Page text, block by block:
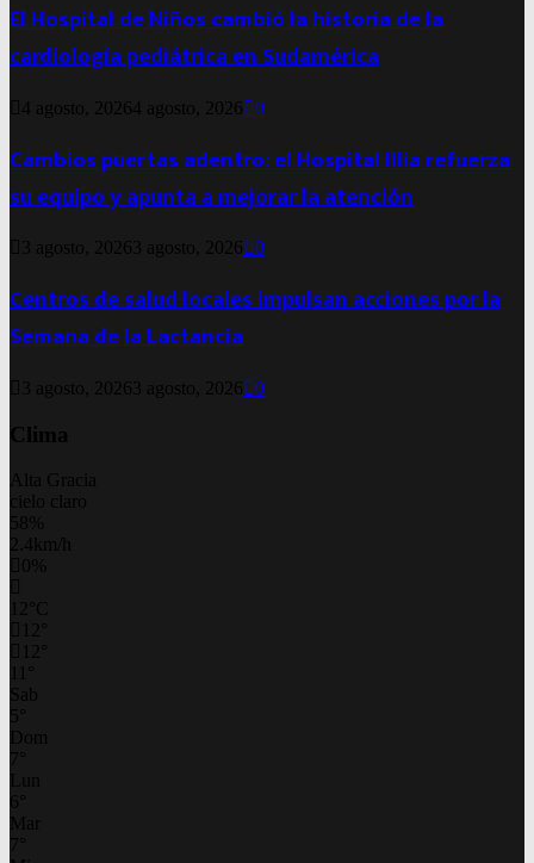
El Hospital de Niños cambió la historia de la
cardiología pediátrica en Sudamérica
4 agosto, 20264 agosto, 2026 0
Cambios puertas adentro: el Hospital Illia refuerza
su equipo y apunta a mejorar la atención
3 agosto, 2026 3 agosto, 2026 0
Centros de salud locales impulsan acciones por la
Semana de la Lactancia
3 agosto, 2026 3 agosto, 2026 0
Clima
Alta Gracia
cielo claro
58%
2.4km/h
0%
C
Sab
5
Dom
7
Lun
6
Mar
7